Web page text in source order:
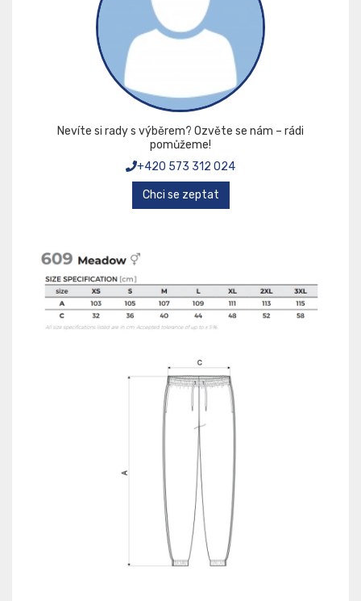
Nevíte si rady s výběrem? Ozvěte se nám – rádi
pomůžeme!
+420 573 312 024
Chci se zeptat